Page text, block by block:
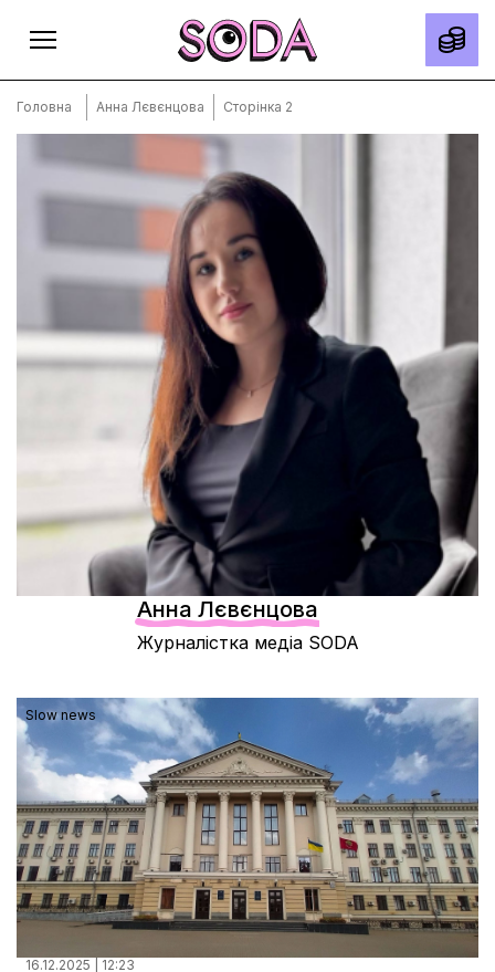
Головна
Спецпроєкти
Місто
Редакційна політика
Правила використання матеріалів
Документи
Головна Анна Лєвєнцова Сторінка 2
Анна Лєвєнцова
Журналістка медіа SODA
Slow news
16.12.2025 | 12:23